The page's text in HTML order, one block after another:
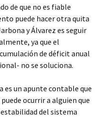
de que no es fiable
puede hacer otra quita
y Álvarez es seguir
ya que el
de déficit anual
no se soluciona.
es un apunte contable que
ocurrir a alguien que
del sistema